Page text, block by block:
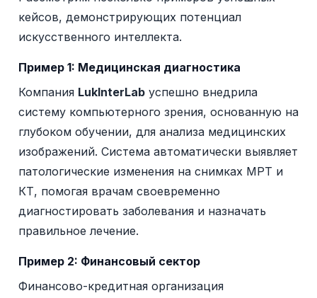
кейсов, демонстрирующих потенциал
искусственного интеллекта.
Пример 1: Медицинская диагностика
Компания LukInterLab успешно внедрила
систему компьютерного зрения, основанную на
глубоком обучении, для анализа медицинских
изображений. Система автоматически выявляет
патологические изменения на снимках МРТ и
КТ, помогая врачам своевременно
диагностировать заболевания и назначать
правильное лечение.
Пример 2: Финансовый сектор
Финансово-кредитная организация